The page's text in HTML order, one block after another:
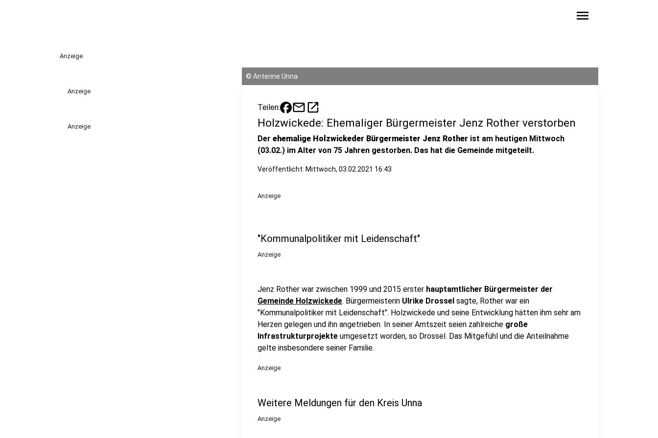
menu
Anzeige
Anzeige
Anzeige
© Antenne Unna
Teilen: mailopen_in_new
Holzwickede: Ehemaliger Bürgermeister Jenz Rother verstorben
Der ehemalige Holzwickeder Bürgermeister Jenz Rother ist am heutigen Mittwoch
(03.02.) im Alter von 75 Jahren gestorben. Das hat die Gemeinde mitgeteilt.
Veröffentlicht: Mittwoch, 03.02.2021 16:43
Anzeige
"Kommunalpolitiker mit Leidenschaft"
Anzeige
Jenz Rother war zwischen 1999 und 2015 erster hauptamtlicher Bürgermeister der
Gemeinde Holzwickede. Bürgermeisterin Ulrike Drossel sagte, Rother war ein
"Kommunalpolitiker mit Leidenschaft". Holzwickede und seine Entwicklung hätten ihm sehr am
Herzen gelegen und ihn angetrieben. In seiner Amtszeit seien zahlreiche große
Infrastrukturprojekte umgesetzt worden, so Drossel. Das Mitgefühl und die Anteilnahme
gelte insbesondere seiner Familie.
Anzeige
Weitere Meldungen für den Kreis Unna
Anzeige